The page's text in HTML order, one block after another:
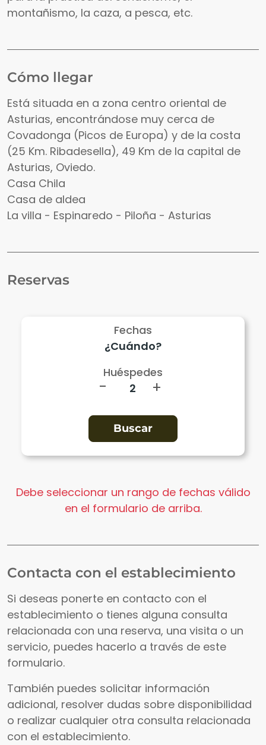
montañismo, la caza, a pesca, etc.
Cómo llegar
Está situada en a zona centro oriental de
Asturias, encontrándose muy cerca de
Covadonga (Picos de Europa) y de la costa
(25 Km. Ribadesella), 49 Km de la capital de
Asturias, Oviedo.
Casa Chila
Casa de aldea
La villa - Espinaredo - Piloña - Asturias
Reservas
Fechas
Huéspedes
- +
Debe seleccionar un rango de fechas válido
en el formulario de arriba.
Contacta con el establecimiento
Si deseas ponerte en contacto con el
establecimiento o tienes alguna consulta
relacionada con una reserva, una visita o un
servicio, puedes hacerlo a través de este
formulario.
También puedes solicitar información
adicional, resolver dudas sobre disponibilidad
o realizar cualquier otra consulta relacionada
con el establecimiento.